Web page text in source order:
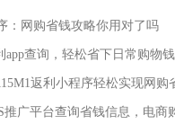
：网购省钱攻略你用对了吗
app查询，轻松省下日常购物钱
返利小程序轻松实现网购
台查询省钱信息，电商购物这样买更划